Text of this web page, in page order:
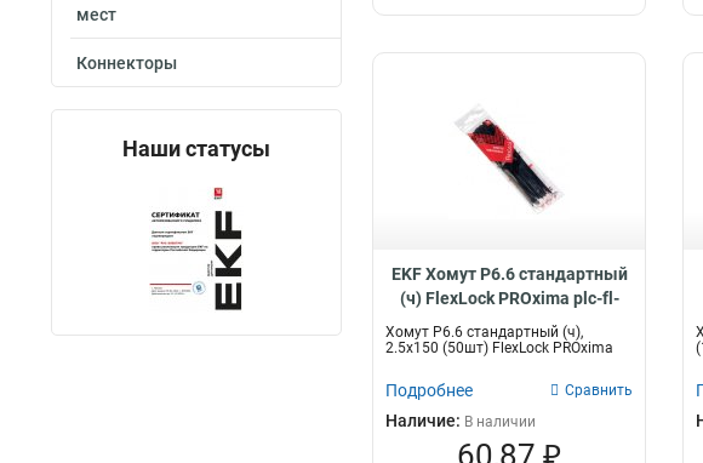
мест
Коннекторы
Наши статусы
EKF Хомут P6.6 стандартный
(ч) FlexLock PROxima plc-fl-
ctsb-2.5x150-r
Хомут P6.6 стандартный (ч),
2.5x150 (50шт) FlexLock PROxima
Подробнее Сравнить
Наличие: В наличии
60,87 ₽